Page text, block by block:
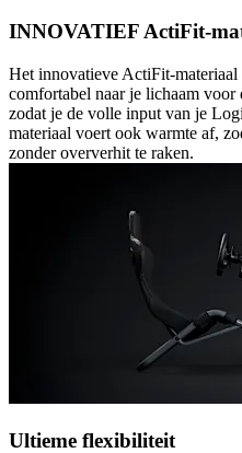
INNOVATIEF ActiFit-
Het innovatieve ActiFit-materiaal
comfortabel naar je lichaam voor
zodat je de volle input van je
materiaal voert ook warmte af,
zonder oververhit te raken.
Ultieme flexibiliteit